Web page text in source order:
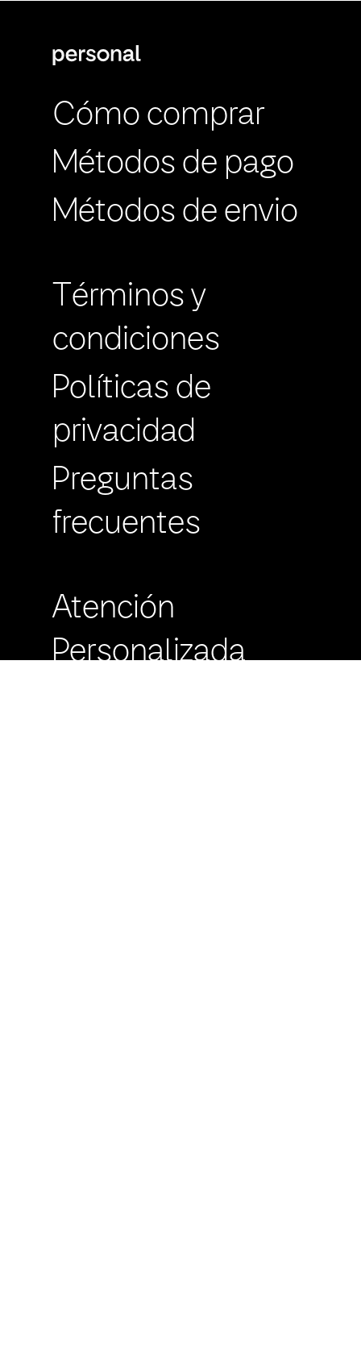
Cómo comprar
Métodos de pago
Métodos de envio
Términos y
condiciones
Políticas de
privacidad
Preguntas
frecuentes
Atención
Personalizada